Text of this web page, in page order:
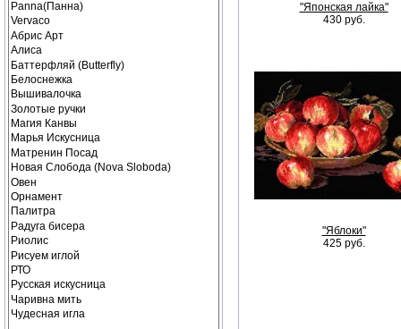
"Японская лайка"
430 руб.
"Яблоки"
425 руб.